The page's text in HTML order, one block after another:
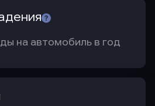
на автомобиль в год